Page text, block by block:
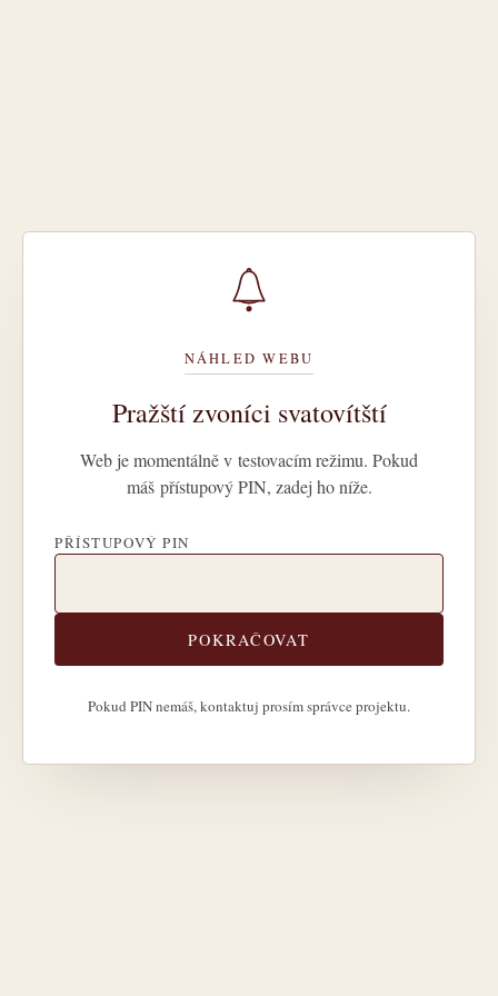
NÁHLED WEBU
Pražští zvoníci svatovítští
Web je momentálně v testovacím režimu. Pokud
máš přístupový PIN, zadej ho níže.
PŘÍSTUPOVÝ PIN
POKRAČOVAT
Pokud PIN nemáš, kontaktuj prosím správce projektu.